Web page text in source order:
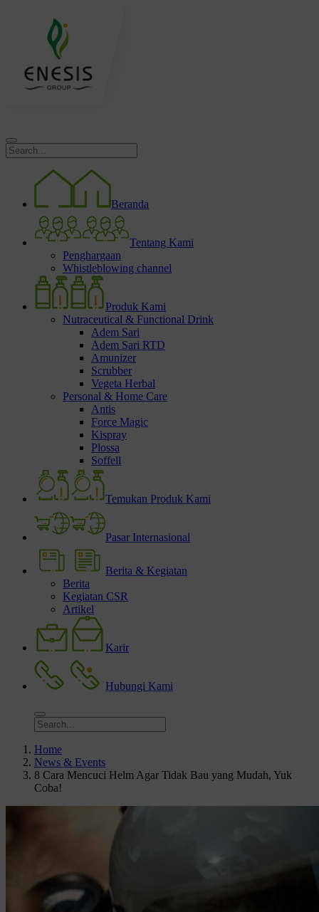
Beranda
Tentang Kami
Penghargaan
Whistleblowing channel
Produk Kami
Nutraceutical & Functional Drink
Adem Sari
Adem Sari RTD
Amunizer
Scrubber
Vegeta Herbal
Personal & Home Care
Antis
Force Magic
Kispray
Plossa
Soffell
Temukan Produk Kami
Pasar Internasional
Berita & Kegiatan
Berita
Kegiatan CSR
Artikel
Karir
Hubungi Kami
Home
News & Events
8 Cara Mencuci Helm Agar Tidak Bau yang Mudah, Yuk
Coba!